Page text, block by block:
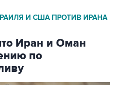
И США ПРОТИВ ИРАНА
Иран и Оман
по